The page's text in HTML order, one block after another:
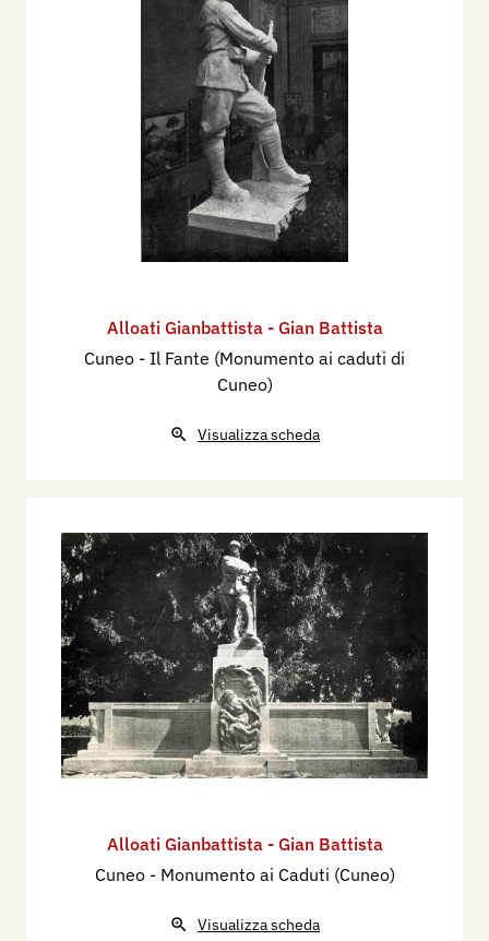
Alloati Gianbattista - Gian Battista
Cuneo - Il Fante (Monumento ai caduti di
Cuneo)
Visualizza scheda
Alloati Gianbattista - Gian Battista
Cuneo - Monumento ai Caduti (Cuneo)
Visualizza scheda